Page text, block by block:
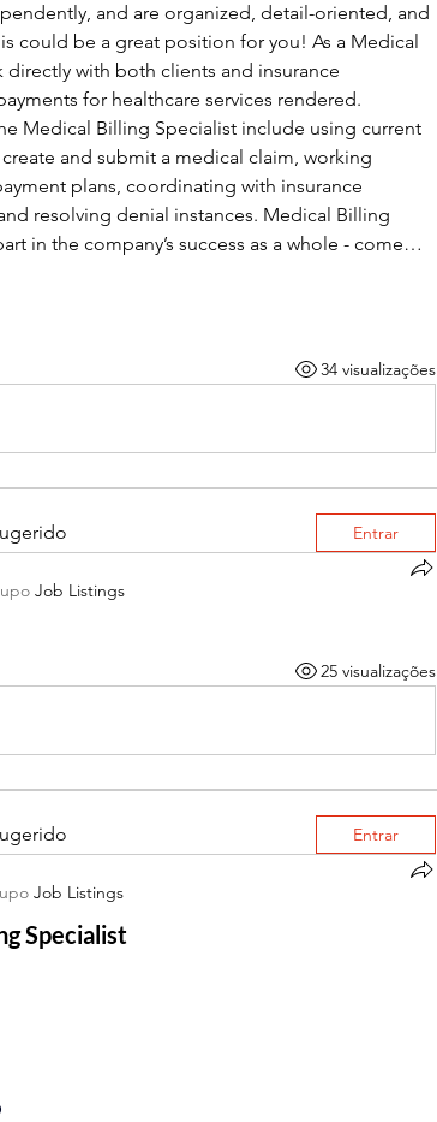
and are organized, detail-oriented, and
could be a great position for you! As a Medical
with both clients and insurance
for healthcare services rendered.
Medical Billing Specialist include using current
and submit a medical claim, working
plans, coordinating with insurance
resolving denial instances. Medical Billing
in the company’s success as a whole - come…
34 visualizações
Entrar
Job Listings
25 visualizações
Entrar
Job Listings
Specialist